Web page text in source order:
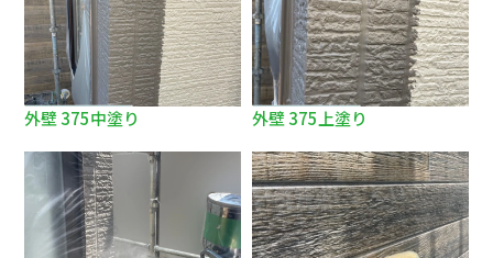
外壁 375中塗り 外壁 375上塗り